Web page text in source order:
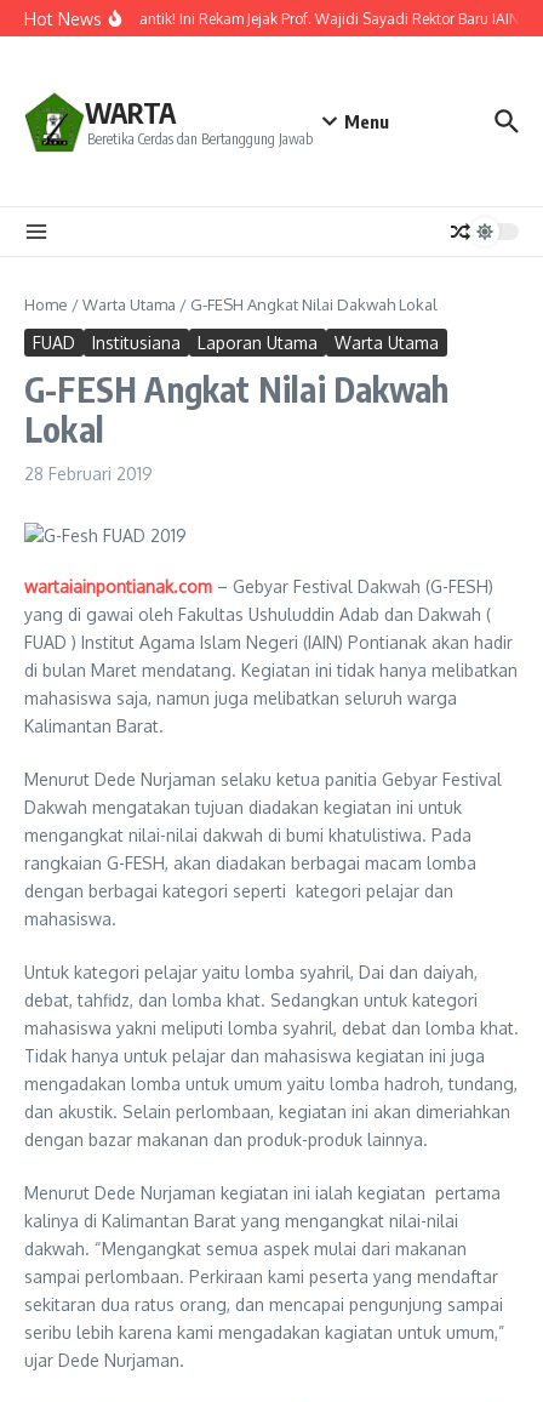
Lewati ke konten
Hot NewsResmi Dilantik! Ini Rekam Jejak Prof. Wajidi Sayadi Rektor Baru IAIN
WARTA
Beretika Cerdas dan Bertanggung Jawab
Menu
Home /Warta Utama / G-FESH Angkat Nilai Dakwah Lokal
FUAD Institusiana Laporan Utama Warta Utama
G-FESH Angkat Nilai Dakwah
Lokal
28 Februari 2019
wartaiainpontianak.com – Gebyar Festival Dakwah (G-FESH)
yang di gawai oleh Fakultas Ushuluddin Adab dan Dakwah (
FUAD ) Institut Agama Islam Negeri (IAIN) Pontianak akan hadir
di bulan Maret mendatang. Kegiatan ini tidak hanya melibatkan
mahasiswa saja, namun juga melibatkan seluruh warga
Kalimantan Barat.
Menurut Dede Nurjaman selaku ketua panitia Gebyar Festival
Dakwah mengatakan tujuan diadakan kegiatan ini untuk
mengangkat nilai-nilai dakwah di bumi khatulistiwa. Pada
rangkaian G-FESH, akan diadakan berbagai macam lomba
dengan berbagai kategori seperti kategori pelajar dan
mahasiswa.
Untuk kategori pelajar yaitu lomba syahril, Dai dan daiyah,
debat, tahfidz, dan lomba khat. Sedangkan untuk kategori
mahasiswa yakni meliputi lomba syahril, debat dan lomba khat.
Tidak hanya untuk pelajar dan mahasiswa kegiatan ini juga
mengadakan lomba untuk umum yaitu lomba hadroh, tundang,
dan akustik. Selain perlombaan, kegiatan ini akan dimeriahkan
dengan bazar makanan dan produk-produk lainnya.
Menurut Dede Nurjaman kegiatan ini ialah kegiatan pertama
kalinya di Kalimantan Barat yang mengangkat nilai-nilai
dakwah. “Mengangkat semua aspek mulai dari makanan
sampai perlombaan. Perkiraan kami peserta yang mendaftar
sekitaran dua ratus orang, dan mencapai pengunjung sampai
seribu lebih karena kami mengadakan kagiatan untuk umum,”
ujar Dede Nurjaman.